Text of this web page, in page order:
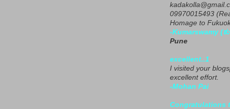
09970015493
Homage to
-Kumarswamy
Pune
excellent..1
I visited your
excellent effort.
-Mohan Pai
Congratulations